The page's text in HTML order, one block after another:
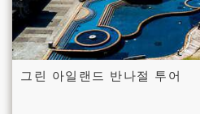
그린 아일랜드 반나절 투어